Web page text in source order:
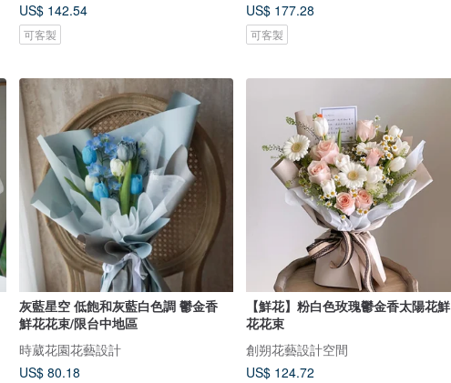
US$ 142.54
可客製
US$ 177.28
可客製
灰藍星空 低飽和灰藍白色調 鬱金香
鮮花花束/限台中地區
時葳花園花藝設計
US$ 80.18
【鮮花】粉白色玫瑰鬱金香太陽花鮮
花花束
創朔花藝設計空間
US$ 124.72